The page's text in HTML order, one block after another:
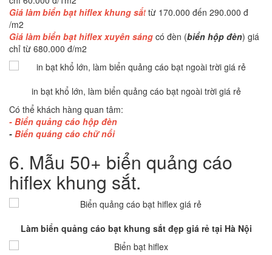
Giá làm biển bạt hiflex khung sắttừ 170.000 đến 290.000 đ
/m2
Giá làm biển bạt hiflex xuyên sáng có đèn (biển hộp đèn) giá
chỉ từ 680.000 đ/m2
in bạt khổ lớn, làm biển quảng cáo bạt ngoài trời giá rẻ
Có thể khách hàng quan tâm:
- Biển quảng cáo hộp đèn
- Biển quáng cáo chữ nổi
6. Mẫu 50+ biển quảng cáo
hiflex khung sắt.
Làm biển quảng cáo bạt khung sắt đẹp giá rẻ tại Hà Nội